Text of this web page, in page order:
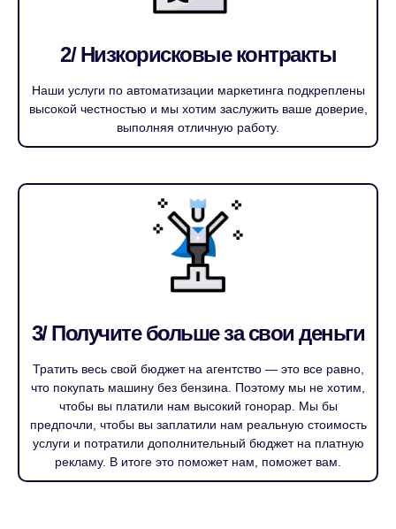
2/ Низкорисковые контракты
Наши услуги по автоматизации маркетинга подкреплены
высокой честностью и мы хотим заслужить ваше доверие,
выполняя отличную работу.
3/ Получите больше за свои деньги
Тратить весь свой бюджет на агентство — это все равно,
что покупать машину без бензина. Поэтому мы не хотим,
чтобы вы платили нам высокий гонорар. Мы бы
предпочли, чтобы вы заплатили нам реальную стоимость
услуги и потратили дополнительный бюджет на платную
рекламу. В итоге это поможет нам, поможет вам.